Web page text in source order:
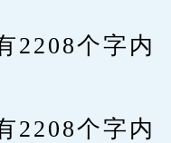
个字内
个字内